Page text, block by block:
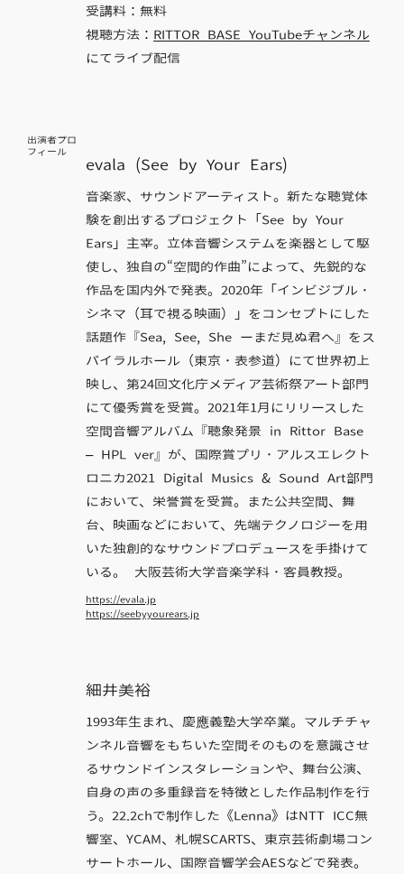
受講料：無料
視聴方法： RITTOR BASE YouTubeチャンネル
にてライブ配信
出演者プロ
フィール
evala (See by Your Ears)
音楽家、サウンドアーティスト。新たな聴覚体
験を創出するプロジェクト「See by Your
Ears」主宰。立体音響システムを楽器として駆
使し、独自の“空間的作曲”によって、先鋭的な
作品を国内外で発表。2020年「インビジブル・
シネマ（耳で視る映画）」をコンセプトにした
話題作『Sea, See, She ーまだ見ぬ君へ』をス
パイラルホール（東京・表参道）にて世界初上
映し、第24回文化庁メディア芸術祭アート部門
にて優秀賞を受賞。2021年1月にリリースした
空間音響アルバム『聴象発景 in Rittor Base
– HPL ver』が、国際賞プリ・アルスエレクト
ロニカ2021 Digital Musics & Sound Art部門
において、栄誉賞を受賞。また公共空間、舞
台、映画などにおいて、先端テクノロジーを用
いた独創的なサウンドプロデュースを手掛けて
いる。 大阪芸術大学音楽学科・客員教授。
https://evala.jp
https://seebyyourears.jp
細井美裕
1993年生まれ、慶應義塾大学卒業。マルチチャ
ンネル音響をもちいた空間そのものを意識させ
るサウンドインスタレーションや、舞台公演、
自身の声の多重録音を特徴とした作品制作を行
う。22.2chで制作した《Lenna》はNTT ICC無
響室、YCAM、札幌SCARTS、東京芸術劇場コン
サートホール、国際音響学会AESなどで発表。